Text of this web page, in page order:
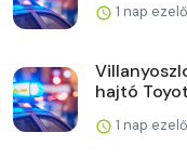
1 nap
hajtó
1 nap